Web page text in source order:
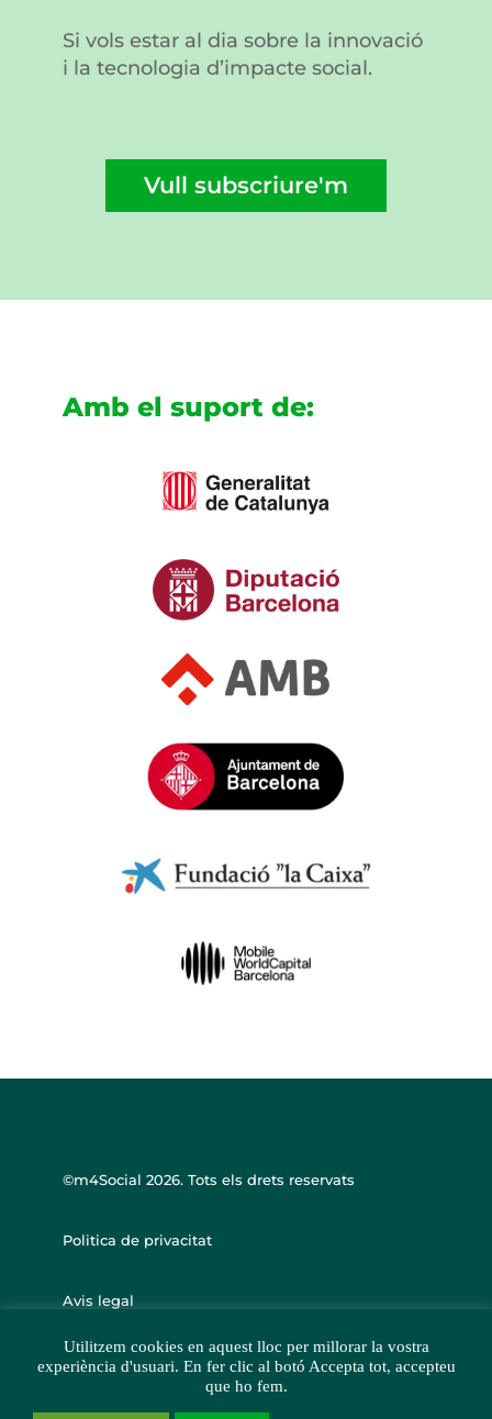
Si vols estar al dia sobre la innovació
i la tecnologia d’impacte social.
Vull subscriure'm
Amb el suport de:
©m4Social 2026. Tots els drets reservats
Politica de privacitat
Avis legal
Utilitzem cookies en aquest lloc per millorar la vostra
experiència d'usuari. En fer clic al botó Accepta tot, accepteu
que ho fem.